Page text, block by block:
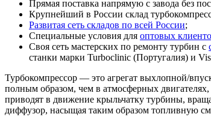
Прямая поставка напрямую с завода без
Крупнейший в России склад
Развитая сеть складов по всей России;
Специальные условия для оптовых
Своя сеть мастерских по ремонту турбин с
станки марки Turboclinic (Португалия) и
Турбокомпрессор — это агрегат выхлопной/
полным образом, чем в атмосферных
приводят в движение крыльчатку турбины,
диффузор, насыщая таким образом топливную